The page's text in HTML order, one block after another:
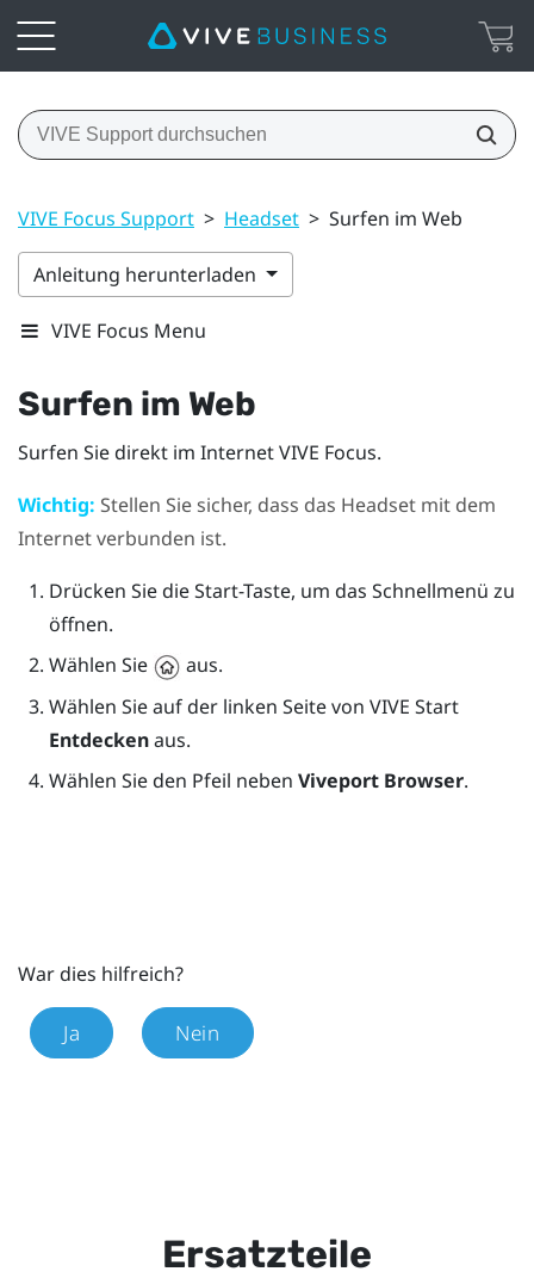
VIVE Focus Support > Headset > Surfen im Web
Anleitung herunterladen
VIVE Focus Menu
Surfen im Web
Surfen Sie direkt im InternetVIVE Focus.
Wichtig: Stellen Sie sicher, dass das Headset mit dem
Internet verbunden ist.
Drücken Sie dieStart-Taste, um das Schnellmenü zu
öffnen.
Wählen Sie
aus.
Wählen Sie auf der linken Seite von VIVE Start
Entdeckenaus.
Wählen Sie den Pfeil neben Viveport Browser.
War dies hilfreich?
Ja Nein
Ersatzteile